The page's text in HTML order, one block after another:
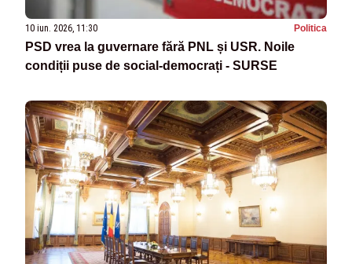
10 iun. 2026, 11:30 Politica
PSD vrea la guvernare fără PNL și USR. Noile
condiții puse de social-democrați - SURSE